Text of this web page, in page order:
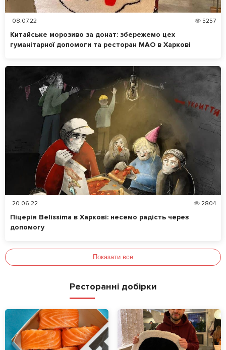
08.07.22 5257
Китайське морозиво за донат: збережемо цех
гуманітарної допомоги та ресторан МАО в Харкові
20.06.22 2804
Піцерія Belissima в Харкові: несемо радість через
допомогу
Показати все
Ресторанні добірки